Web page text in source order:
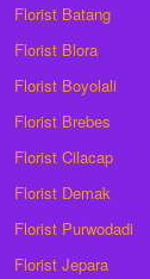
Florist Batang
Florist Blora
Florist Boyolali
Florist Brebes
Florist Cilacap
Florist Demak
Florist Purwodadi
Florist Jepara